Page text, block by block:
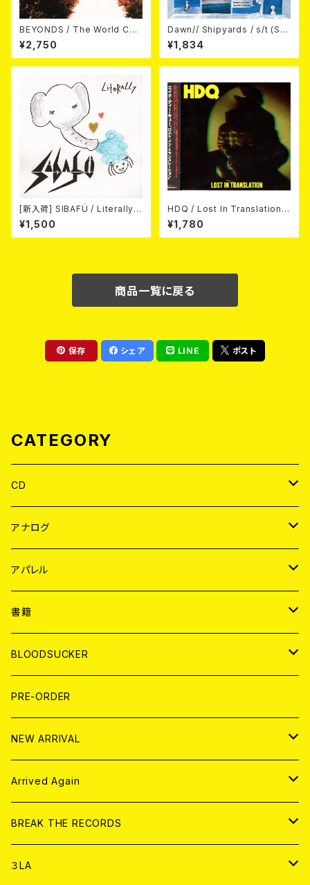
BEYONDS / The World Cha
nged Into Sunday Afternoo
n 10"＋CD＋DVD
¥2,750
Dawn// Shipyards / s/t (Spl
it) LP＋CD
¥1,834
[新入荷] SIBAFÜ / Literally
(7"EP)
¥1,500
HDQ / Lost In Translation
CD
¥1,780
商品一覧に戻る
保存 シェア LINE ポスト
CATEGORY
CD
JAPAN
WORLD
アナログ
JAPAN
７EP
LP
WORLD
7EP
LP
アパレル
JAPAN
T-shirt
HOOD
WORLD
T-shirt
HOOD
書籍
MAGAZINE
BOLLOCKS
EL ZINE
写真集 (PHOTOBOOK)
BLOODSUCKER
CD
アナログ
アパレル
書籍
DIGITAL CONTENTS
PRE-ORDER
NEW ARRIVAL
CD
アナログ
Arrived Again
CD
アナログ
BREAK THE RECORDS
CD
３LA